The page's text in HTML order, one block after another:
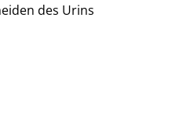
des Urins